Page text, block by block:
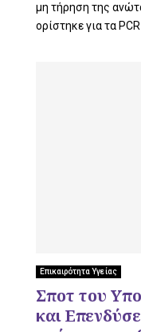
μη τήρηση της
ορίστηκε για τα
Επικαιρότητα Υγείας
Σποτ του
και